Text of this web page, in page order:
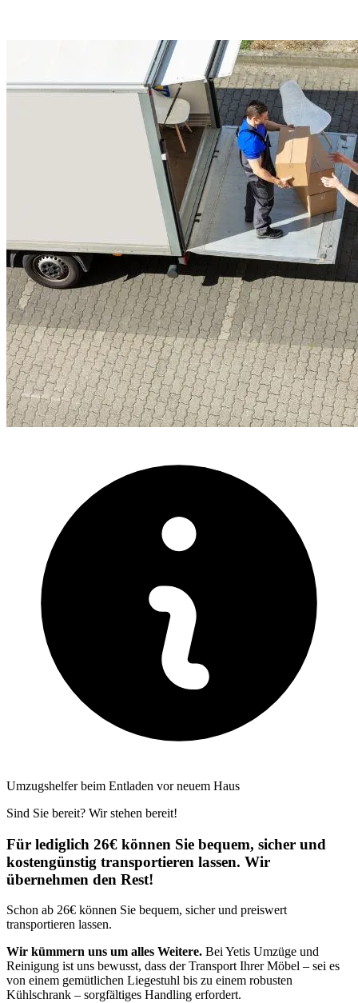
Umzugshelfer beim Entladen vor neuem Haus
Sind Sie bereit? Wir stehen bereit!
Für lediglich 26€ können Sie bequem, sicher und
kostengünstig transportieren lassen. Wir
übernehmen den Rest!
Schon ab 26€ können Sie bequem, sicher und preiswert
transportieren lassen.
Wir kümmern uns um alles Weitere. Bei Yetis Umzüge und
Reinigung ist uns bewusst, dass der Transport Ihrer Möbel – sei es
von einem gemütlichen Liegestuhl bis zu einem robusten
Kühlschrank – sorgfältiges Handling erfordert.